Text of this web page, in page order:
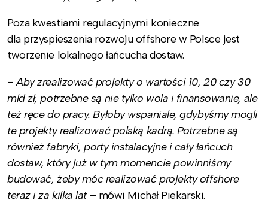
Poza kwestiami regulacyjnymi konieczne
dla przyspieszenia rozwoju offshore w Polsce jest
tworzenie lokalnego łańcucha dostaw.
–Aby zrealizować projekty o wartości 10, 20 czy 30
mld zł, potrzebne są nie tylko wola i finansowanie, ale
też ręce do pracy. Byłoby wspaniale, gdybyśmy mogli
te projekty realizować polską kadrą. Potrzebne są
również fabryki, porty instalacyjne i cały łańcuch
dostaw, który już w tym momencie powinniśmy
budować, żeby móc realizować projekty offshore
teraz i za kilka lat– mówi Michał Piekarski.